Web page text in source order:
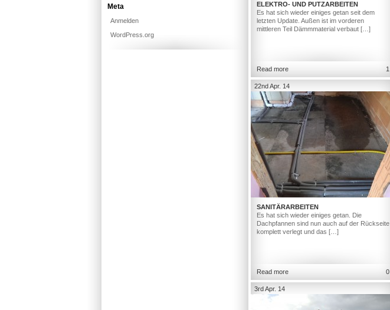
ELEKTRO- UND PUTZARBEITEN
Es hat sich wieder einiges getan seit dem
letzten Update. Außen ist im vorderen
mittleren Teil Dämmmaterial verbaut […]
Read more 1
22nd Apr. 14
SANITÄRARBEITEN
Es hat sich wieder einiges getan. Die
Dachpfannen sind nun auch auf der Rückseite
komplett verlegt und das […]
Read more 0
3rd Apr. 14
Meta
Anmelden
WordPress.org